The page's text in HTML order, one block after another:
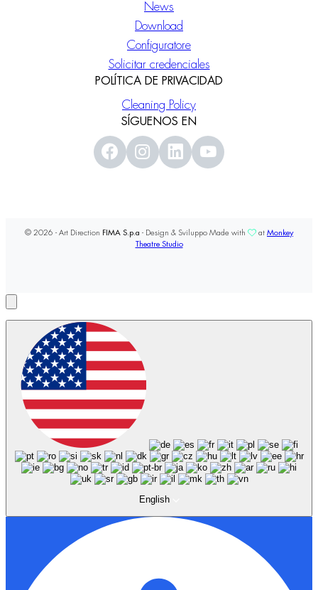
News
Download
Configuratore
Solicitar credenciales
POLÍTICA DE PRIVACIDAD
Cleaning Policy
SÍGUENOS EN
© 2026 - Art Direction FIMA S.p.a - Design & Sviluppo Made with at Monkey
Theatre Studio
English